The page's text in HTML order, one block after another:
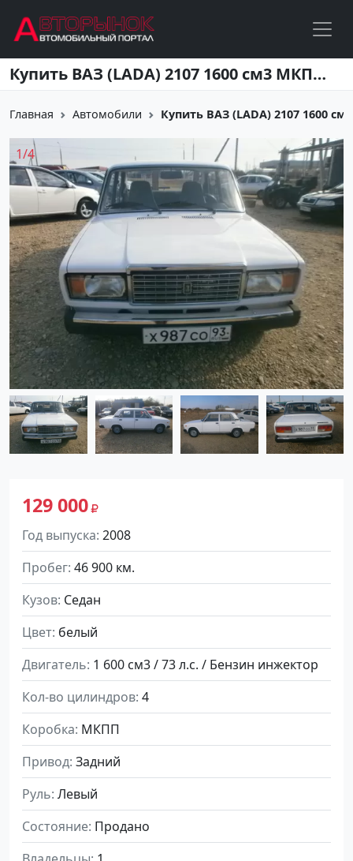
Перейти к основному содержанию Купить ВАЗ (LADA) 2107 1600 см3 МКПП (73 л.с.) Бензин инжектор в Усть-Лабинск: цвет белый Седан 2008 года по цене 129000 рублей, объявление №2598 на сайте Авторынок23
Главная Автомобили Купить ВАЗ (LADA) 2107 1600
129 000
Год выпуска 2008
Пробег 46 900 км.
Кузов Седан
Цвет белый
Двигатель 1 600 см3 / 73 л.с. / Бензин инжектор
Кол-во цилиндров 4
Коробка МКПП
Привод Задний
Руль Левый
Состояние Продано
1/4